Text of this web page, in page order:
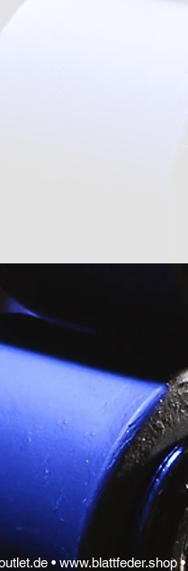
• www.blattfeder.shop •